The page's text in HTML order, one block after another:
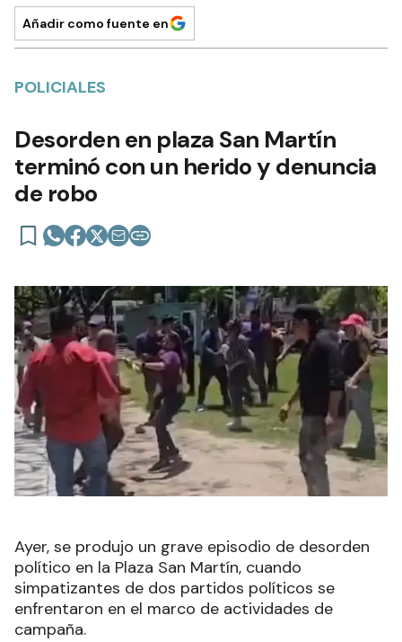
Añadir como fuente en
POLICIALES
Desorden en plaza San Martín
terminó con un herido y denuncia
de robo
Ayer, se produjo un grave episodio de desorden
político en la Plaza San Martín, cuando
simpatizantes de dos partidos políticos se
enfrentaron en el marco de actividades de
campaña.